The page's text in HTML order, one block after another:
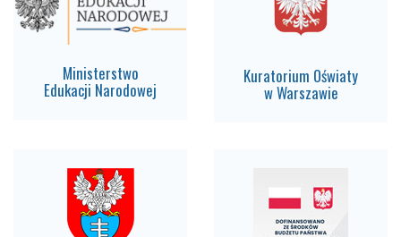
Ministerstwo
Edukacji Narodowej
Kuratorium Oświaty
w Warszawie